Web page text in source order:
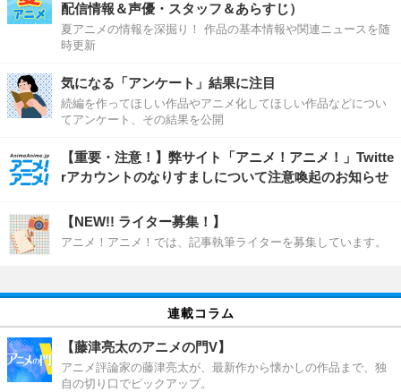
配信情報＆声優・スタッフ＆あらすじ）
夏アニメの情報を深掘り！ 作品の基本情報や関連ニュースを随
時更新
気になる「アンケート」結果に注目
続編を作ってほしい作品やアニメ化してほしい作品などについ
てアンケート、その結果を公開
【重要・注意！】弊サイト「アニメ！アニメ！」Twitte
rアカウントのなりすましについて注意喚起のお知らせ
【NEW!! ライター募集！】
アニメ！アニメ！では、記事執筆ライターを募集しています。
連載コラム
【藤津亮太のアニメの門V】
アニメ評論家の藤津亮太が、最新作から懐かしの作品まで、独
自の切り口でピックアップ。